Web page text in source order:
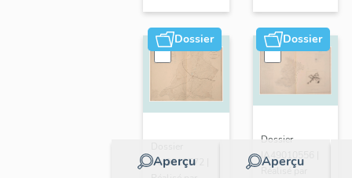
sur-
Moine
Dossier
Aperçu
IA49010572 |
Dossier
Aperçu
Dossier
IA49010556 |
Réalisé par